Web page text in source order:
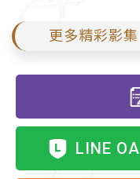
更多精彩影集
LINE OA